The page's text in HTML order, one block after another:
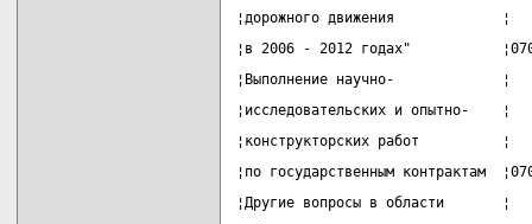
¦дорожного движения
¦в 2006 - 2012 годах"
¦Выполнение научно-
¦исследовательских и
¦конструкторских работ
¦по государственным контрактам
¦Другие вопросы в области